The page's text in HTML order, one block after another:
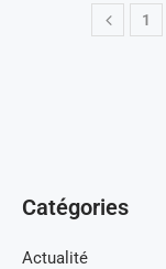
1
Catégories
Actualité